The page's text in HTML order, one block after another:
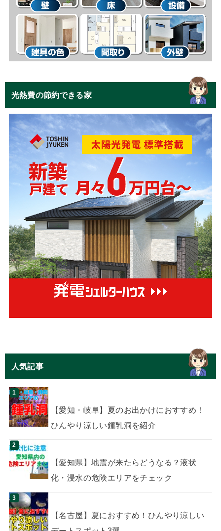
光熱費の節約できる家
人気記事
【愛知・岐阜】夏のお出かけにおすすめ！
ひんやり涼しい鍾乳洞を紹介
【愛知県】地震が来たらどうなる？液状
化・浸水の危険エリアをチェック
【名古屋】夏におすすめ！ひんやり涼しい